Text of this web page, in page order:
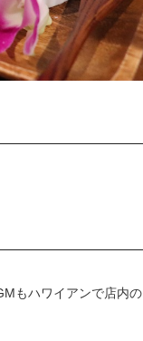
もハワイアンで店内の